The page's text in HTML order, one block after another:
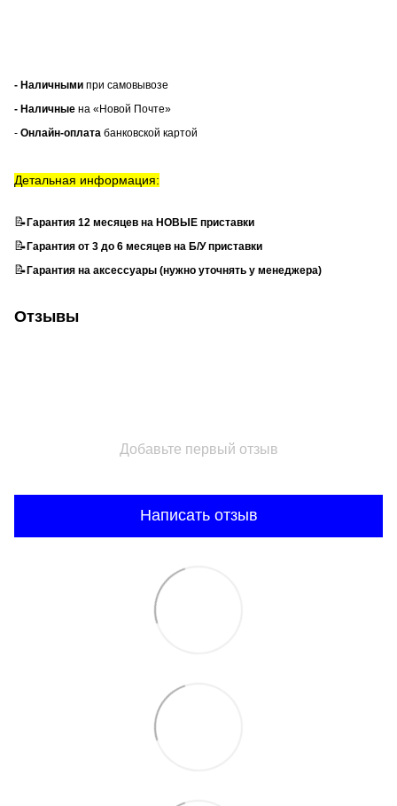
- Наличными при самовывозе
- Наличные на «Новой Почте»
- Онлайн-оплата банковской картой
Детальная информация:
📝Гарантия 12 месяцев на НОВЫЕ приставки
📝Гарантия от 3 до 6 месяцев на Б/У приставки
📝Гарантия на аксессуары (нужно уточнять у менеджера)
Отзывы
Добавьте первый отзыв
Написать отзыв